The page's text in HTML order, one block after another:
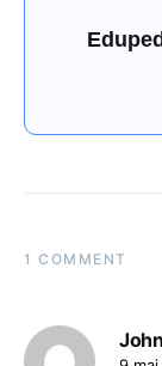
1 COMMENT
John